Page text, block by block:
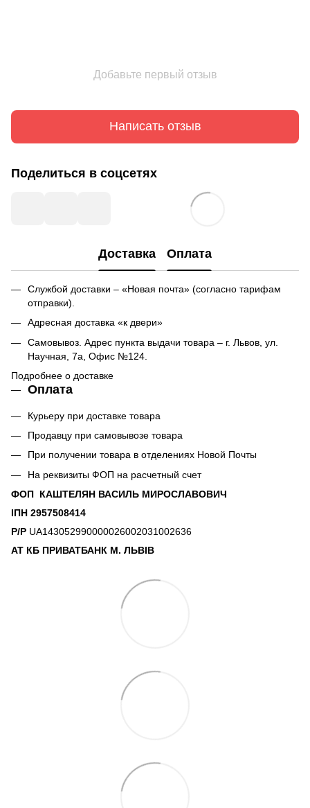
Добавьте первый отзыв
Написать отзыв
Поделиться в соцсетях
Доставка Оплата
Службой доставки – «Новая почта» (согласно тарифам
отправки).
Адресная доставка «к двери»
Самовывоз. Адрес пункта выдачи товара – г. Львов, ул.
Научная, 7а, Офис №124.
Подробнее о доставке
Оплата
Курьеру при доставке товара
Продавцу при самовывозе товара
При получении товара в отделениях Новой Почты
На реквизиты ФОП на расчетный счет
ФОП КАШТЕЛЯН ВАСИЛЬ МИРОСЛАВОВИЧ
ІПН 2957508414
Р/Р UA143052990000026002031002636
АТ КБ ПРИВАТБАНК М. ЛЬВІВ